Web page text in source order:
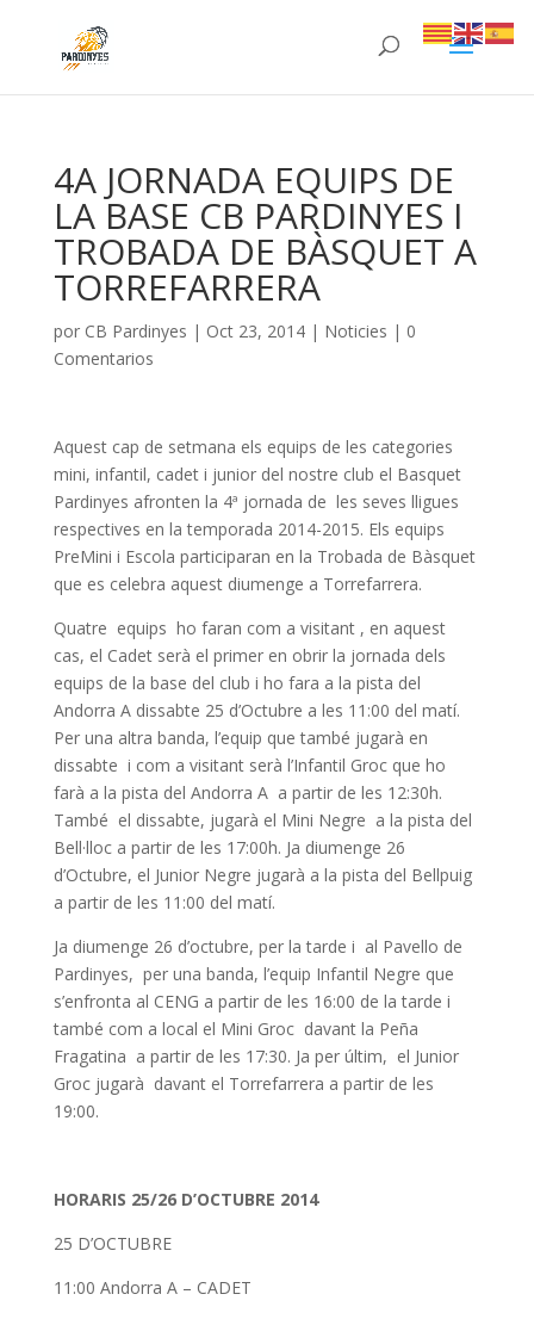
4A JORNADA EQUIPS DE
LA BASE CB PARDINYES I
TROBADA DE BÀSQUET A
TORREFARRERA
por CB Pardinyes | Oct 23, 2014| Noticies | 0
Comentarios
Aquest cap de setmana els equips de les categories
mini, infantil, cadet i junior del nostre club el Basquet
Pardinyes afronten la 4ª jornada de les seves lligues
respectives en la temporada 2014-2015. Els equips
PreMini i Escola participaran en la Trobada de Bàsquet
que es celebra aquest diumenge a Torrefarrera.
Quatre equips ho faran com a visitant , en aquest
cas, el Cadet serà el primer en obrir la jornada dels
equips de la base del club i ho fara a la pista del
Andorra A dissabte 25 d’Octubre a les 11:00 del matí.
Per una altra banda, l’equip que també jugarà en
dissabte i com a visitant serà l’Infantil Groc que ho
farà a la pista del Andorra A a partir de les 12:30h.
També el dissabte, jugarà el Mini Negre a la pista del
Bell·lloc a partir de les 17:00h. Ja diumenge 26
d’Octubre, el Junior Negre jugarà a la pista del Bellpuig
a partir de les 11:00 del matí.
Ja diumenge 26 d’octubre, per la tarde i al Pavello de
Pardinyes, per una banda, l’equip Infantil Negre que
s’enfronta al CENG a partir de les 16:00 de la tarde i
també com a local el Mini Groc davant la Peña
Fragatina a partir de les 17:30. Ja per últim, el Junior
Groc jugarà davant el Torrefarrera a partir de les
19:00.
HORARIS 25/26 D’OCTUBRE 2014
25 D’OCTUBRE
11:00 Andorra A – CADET